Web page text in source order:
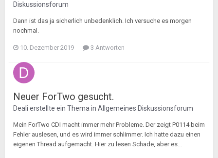
Diskussionsforum
Dann ist das ja sicherlich unbedenklich. Ich versuche es morgen
nochmal.
10. Dezember 2019 3 Antworten
Neuer ForTwo gesucht.
Deali erstellte ein Thema in Allgemeines Diskussionsforum
Mein ForTwo CDI macht immer mehr Probleme. Der zeigt P0114 beim
Fehler auslesen, und es wird immer schlimmer. Ich hatte dazu einen
eigenen Thread aufgemacht. Hier zu lesen Schade, aber es...